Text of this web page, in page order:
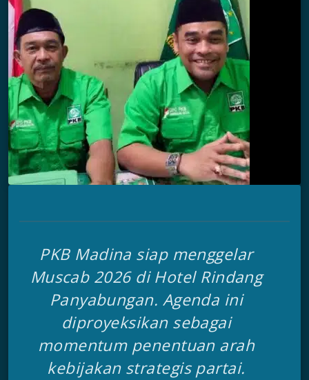
PKB Madina siap menggelar
Muscab 2026 di Hotel Rindang
Panyabungan. Agenda ini
diproyeksikan sebagai
momentum penentuan arah
kebijakan strategis partai.